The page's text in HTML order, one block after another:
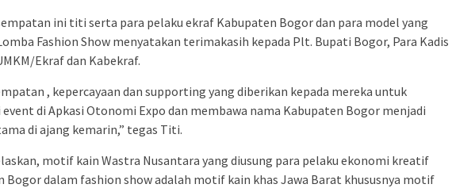
ini titi serta para pelaku ekraf Kabupaten Bogor dan para model yang
Fashion Show menyatakan terimakasih kepada Plt. Bupati Bogor, Para Kadis
Ekraf dan Kabekraf.
, kepercayaan dan supporting yang diberikan kepada mereka untuk
di Apkasi Otonomi Expo dan membawa nama Kabupaten Bogor menjadi
di ajang kemarin,” tegas Titi.
motif kain Wastra Nusantara yang diusung para pelaku ekonomi kreatif
Bogor dalam fashion show adalah motif kain khas Jawa Barat khususnya motif